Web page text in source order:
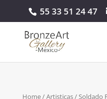
55 33 51 24 47
Home/Artisticas/ Soldado